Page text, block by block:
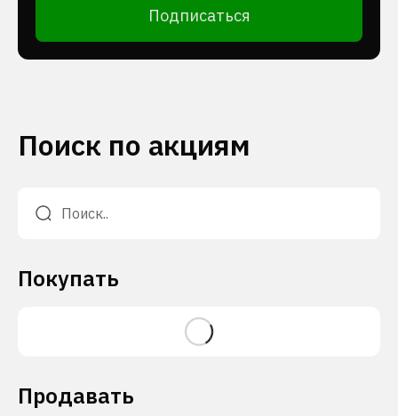
Подписаться
Поиск по акциям
Покупать
Продавать